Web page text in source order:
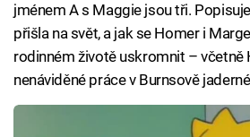
jménem A s Maggie jsou tři.
přišla na svět, a jak se Homer i
rodinném životě uskromnit – včetně
nenáviděné práce v Burnsově